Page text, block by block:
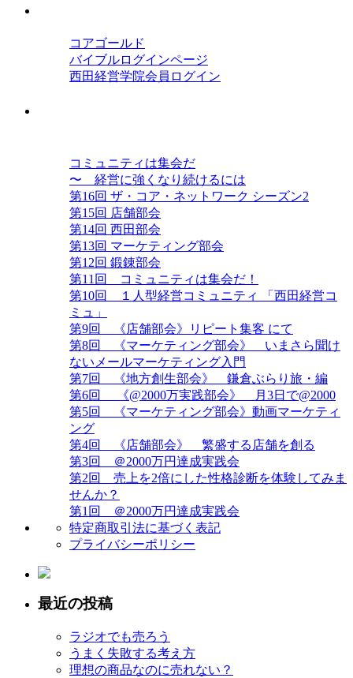
コアゴールド
バイブルログインページ
西田経営学院会員ログイン
コミュニティは集会だ
〜 経営に強くなり続けるには
第16回 ザ・コア・ネットワーク シーズン2
第15回 店舗部会
第14回 西田部会
第13回 マーケティング部会
第12回 鍛錬部会
第11回 コミュニティは集会だ！
第10回 １人型経営コミュニティ 「西田経営コ
ミュ」
第9回 《店舗部会》リピート集客 にて
第8回 《マーケティング部会》 いまさら聞け
ないメールマーケティング入門
第7回 《地方創生部会》 鎌倉ぶらり旅・編
第6回 《@2000万実践部会》 月3日で@2000
第5回 《マーケティング部会》動画マーケティ
ング
第4回 《店舗部会》 繁盛する店舗を創る
第3回 ＠2000万円達成実践会
第2回 売上を2倍にした性格診断を体験してみま
せんか？
第1回 ＠2000万円達成実践会
特定商取引法に基づく表記
プライバシーポリシー
最近の投稿
ラジオでも売ろう
うまく失敗する考え方
理想の商品なのに売れない？